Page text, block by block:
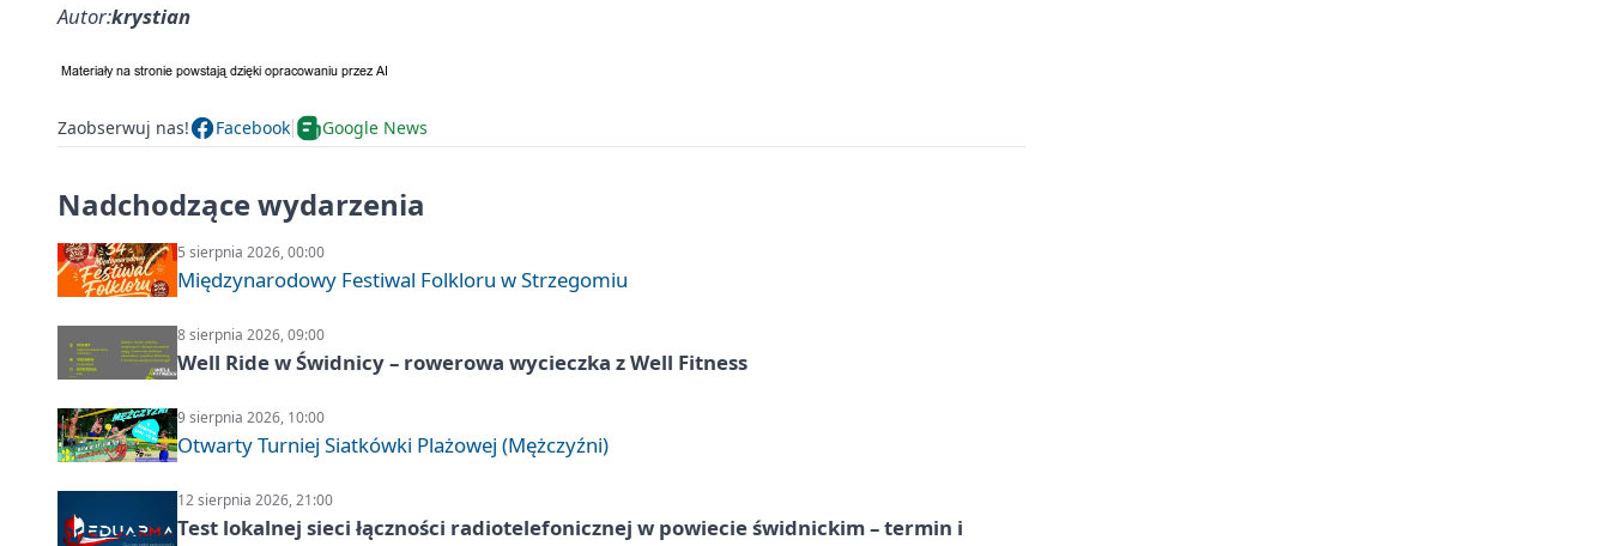
Autor:krystian
Zaobserwuj nas! Facebook Google News
Nadchodzące wydarzenia
5 sierpnia 2026, 00:00
Międzynarodowy Festiwal Folkloru w Strzegomiu
8 sierpnia 2026, 09:00
Well Ride w Świdnicy – rowerowa wycieczka z Well Fitness
9 sierpnia 2026, 10:00
Otwarty Turniej Siatkówki Plażowej (Mężczyźni)
12 sierpnia 2026, 21:00
Test lokalnej sieci łączności radiotelefonicznej w powiecie świdnickim – termin i